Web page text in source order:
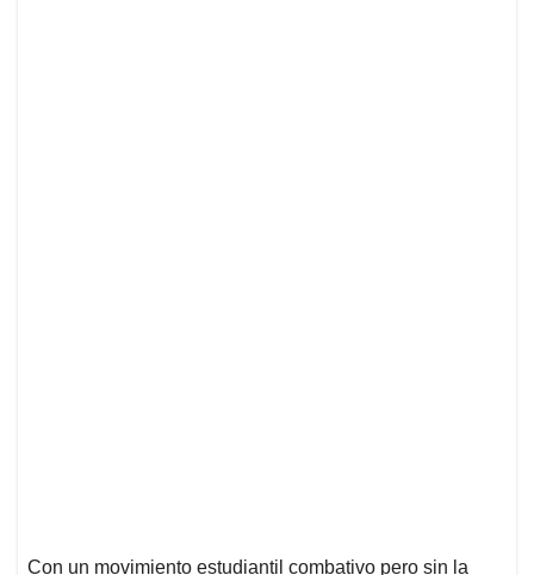
Con un movimiento estudiantil combativo pero sin la